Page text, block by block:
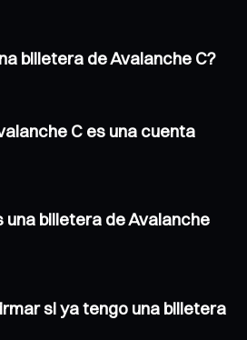
billetera de Avalanche C?
C es una cuenta
una billetera de Avalanche
si ya tengo una billetera